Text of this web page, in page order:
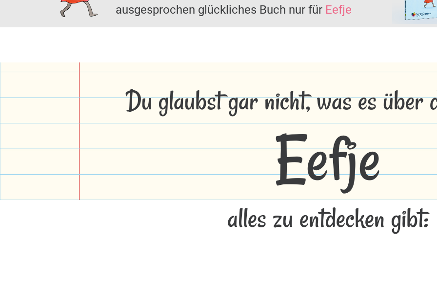
ausgesprochen glückliches Buch nur für Eefje
Du glaubst gar nicht, was es über
Eefje
alles zu entdecken gibt: